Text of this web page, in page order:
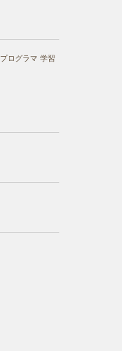
プログラマ 学習